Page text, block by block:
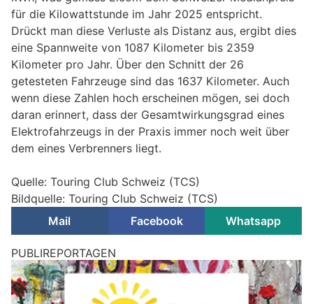
für die Kilowattstunde im Jahr 2025 entspricht.
Drückt man diese Verluste als Distanz aus, ergibt dies
eine Spannweite von 1087 Kilometer bis 2359
Kilometer pro Jahr. Über den Schnitt der 26
getesteten Fahrzeuge sind das 1637 Kilometer. Auch
wenn diese Zahlen hoch erscheinen mögen, sei doch
daran erinnert, dass der Gesamtwirkungsgrad eines
Elektrofahrzeugs in der Praxis immer noch weit über
dem eines Verbrenners liegt.
Quelle: Touring Club Schweiz (TCS)
Bildquelle: Touring Club Schweiz (TCS)
Mail
Facebook Whatsapp
PUBLIREPORTAGEN